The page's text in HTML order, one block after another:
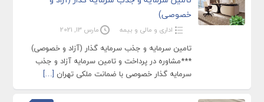
خصوصی)
اداری و مالی و بیمه مارس 13, 2021
تامین سرمایه و جذب سرمایه گذار (آزاد و خصوصی)
***مشاوره در پرداخت و تامین سرمایه آزاد و جذب
سرمایه گذار خصوصی با ضمانت ملکی تهران […]